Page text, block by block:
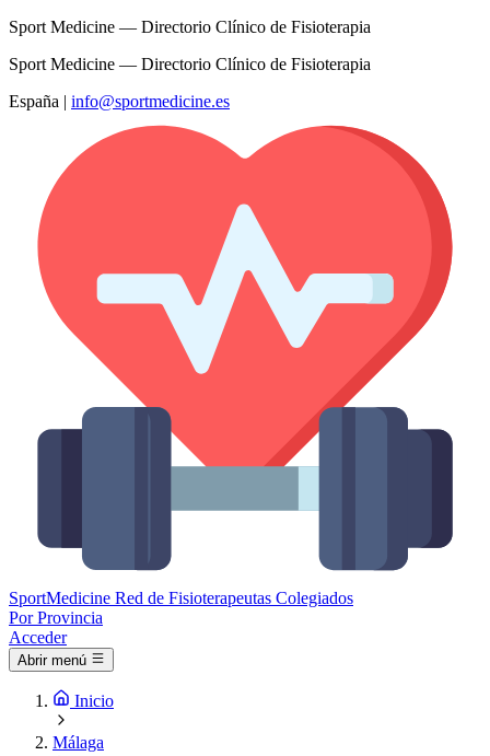
Sport Medicine — Directorio Clínico de Fisioterapia
Sport Medicine — Directorio Clínico de Fisioterapia
España | info@sportmedicine.es
SportMedicine Red de Fisioterapeutas Colegiados
Por Provincia
Acceder
Abrir menú
Inicio
Málaga